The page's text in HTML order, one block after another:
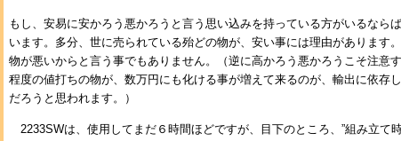
もし、安易に安かろう悪かろうと言う思い込みを持っている方がいるなら
います。多分、世に売られている殆どの物が、安い事には理由があります
物が悪いからと言う事でもありません。（逆に高かろう悪かろうこそ注意
程度の値打ちの物が、数万円にも化ける事が増えて来るのが、輸出に依存
だろうと思われます。）
2233SWは、使用してまだ６時間ほどですが、目下のところ、”組み立て